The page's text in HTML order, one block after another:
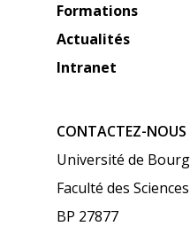
Formations
Actualités
Intranet
CONTACTEZ-NOUS
Université de
Faculté des
BP 27877